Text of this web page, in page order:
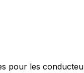
pour les